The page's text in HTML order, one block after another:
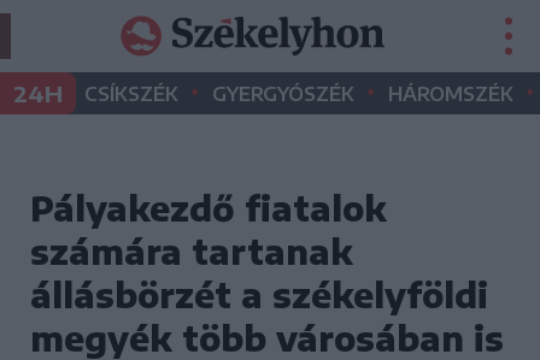
24H CSÍKSZÉK • GYERGYÓSZÉK • HÁROMSZÉK •
Pályakezdő fiatalok
számára tartanak
állásbörzét a székelyföldi
megyék több városában is